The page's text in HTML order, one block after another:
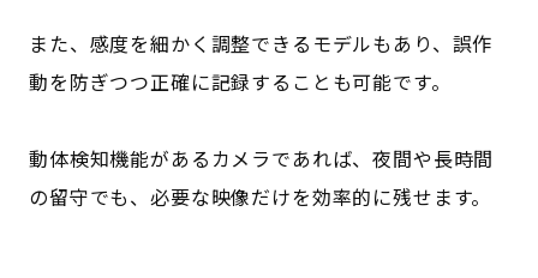
また、感度を細かく調整できるモデルもあり、誤作
動を防ぎつつ正確に記録することも可能です。
動体検知機能があるカメラであれば、夜間や長時間
の留守でも、必要な映像だけを効率的に残せます。